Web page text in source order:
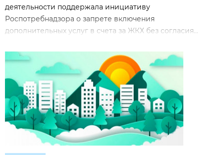
деятельности поддержала инициативу
Роспотребнадзора о запрете включения
дополнительных услуг в счета за ЖКХ без согласия...